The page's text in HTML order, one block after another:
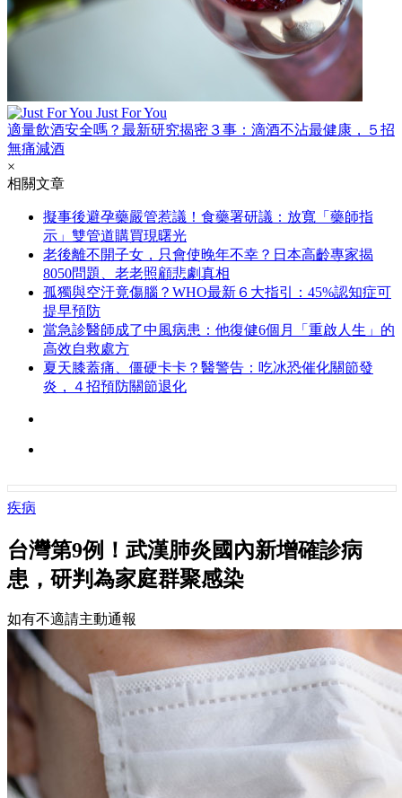
Just For You
適量飲酒安全嗎？最新研究揭密３事：滴酒不沾最健康，５招
無痛減酒
×
相關文章
擬事後避孕藥嚴管惹議！食藥署研議：放寬「藥師指
示」雙管道購買現曙光
老後離不開子女，只會使晚年不幸？日本高齡專家揭
8050問題、老老照顧悲劇真相
孤獨與空汙竟傷腦？WHO最新６大指引：45%認知症可
提早預防
當急診醫師成了中風病患：他復健6個月「重啟人生」的
高效自救處方
夏天膝蓋痛、僵硬卡卡？醫警告：吃冰恐催化關節發
炎，４招預防關節退化
疾病
台灣第9例！武漢肺炎國內新增確診病
患，研判為家庭群聚感染
如有不適請主動通報